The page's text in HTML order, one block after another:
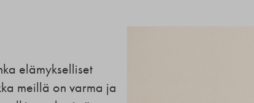
elämykselliset
meillä on varma ja